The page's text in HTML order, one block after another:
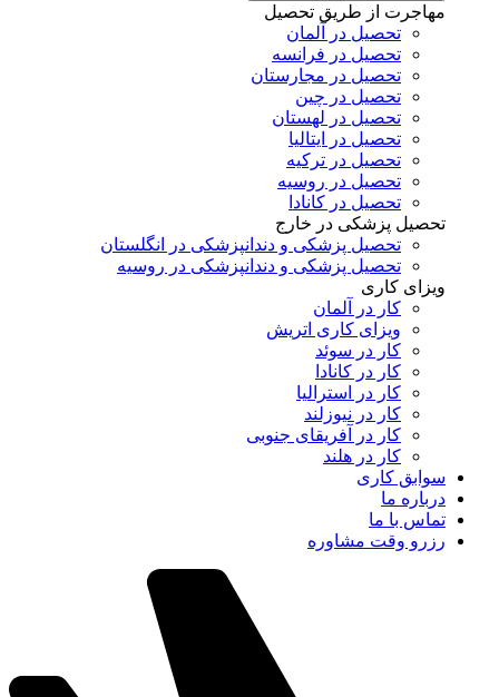
مهاجرت از طریق تحصیل
تحصیل در آلمان
تحصیل در فرانسه
تحصیل در مجارستان
تحصیل در چین
تحصیل در لهستان
تحصیل در ایتالیا
تحصیل در ترکیه
تحصیل در روسیه
تحصیل در کانادا
تحصیل پزشکی در خارج
تحصیل پزشکی و دندانپزشکی در انگلستان
تحصیل پزشکی و دندانپزشکی در روسیه
ویزای کاری
کار در آلمان
ویزای کاری اتریش
کار در سوئد
کار در کانادا
کار در استرالیا
کار در نیوزلند
کار در آفریقای جنوبی
کار در هلند
سوابق کاری
درباره ما
تماس با ما
رزرو وقت مشاوره